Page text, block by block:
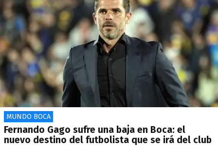
MUNDO BOCA
Fernando Gago sufre una baja en Boca: el
nuevo destino del futbolista que se irá del club